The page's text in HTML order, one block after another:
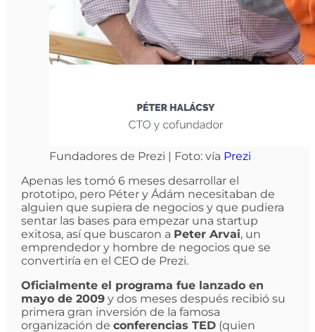
Fundadores de Prezi | Foto: vía Prezi
Apenas les tomó 6 meses desarrollar el
prototipo, pero Péter y Ádám necesitaban de
alguien que supiera de negocios y que pudiera
sentar las bases para empezar una startup
exitosa, así que buscaron a Peter Arvai, un
emprendedor y hombre de negocios que se
convertiría en el CEO de Prezi.
Oficialmente el programa fue lanzado en
mayo de 2009y dos meses después recibió su
primera gran inversión de la famosa
organización de conferencias TED(quien